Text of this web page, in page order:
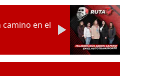
en el